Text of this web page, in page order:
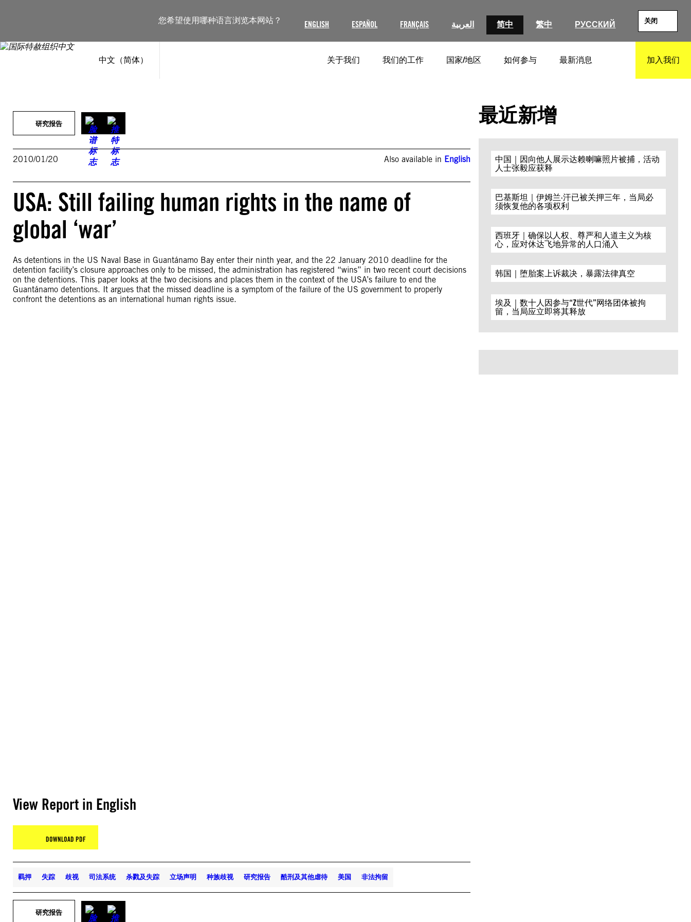
您希望使用哪种语言浏览本网站？ ENGLISH ESPAÑOL FRANÇAIS العربية 简中 繁中 РУССКИЙ 关闭
中文（简体） 关于我们 我们的工作 国家/地区 如何参与 最新消息 加入我们
研究报告
2010/01/20 Also available in English
USA: Still failing human rights in the name of
global ‘war’
As detentions in the US Naval Base in Guantánamo Bay enter their ninth year, and the 22 January 2010 deadline for the
detention facility’s closure approaches only to be missed, the administration has registered “wins” in two recent court decisions
on the detentions. This paper looks at the two decisions and places them in the context of the USA’s failure to end the
Guantánamo detentions. It argues that the missed deadline is a symptom of the failure of the US government to properly
confront the detentions as an international human rights issue.
View Report in English
DOWNLOAD PDF
羁押 失踪 歧视 司法系统 杀戮及失踪 立场声明 种族歧视 研究报告 酷刑及其他虐待 美国 非法拘留
研究报告
最近新增
中国｜因向他人展示达赖喇嘛照片被捕，活动
人士张毅应获释
巴基斯坦｜伊姆兰·汗已被关押三年，当局必
须恢复他的各项权利
西班牙｜确保以人权、尊严和人道主义为核
心，应对休达飞地异常的人口涌入
韩国｜堕胎案上诉裁决，暴露法律真空
埃及｜数十人因参与“Z世代”网络团体被拘
留，当局应立即将其释放